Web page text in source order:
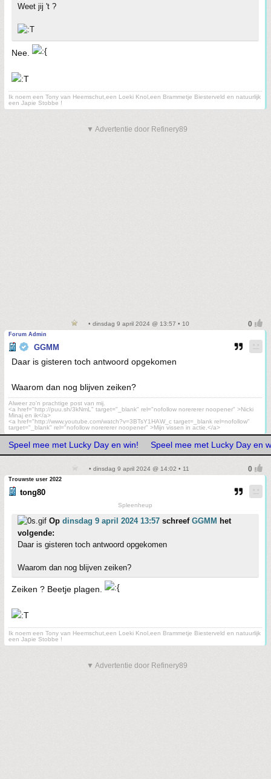
Weet jij 't ?
Nee.
Ik noem een Tony van Heemschut,een Loeki Knol,een Brammetje Biesterveld en natuurlijk
een Japie Stobbe !
▼ Advertentie door Refinery89
• dinsdag 9 april 2024 @ 13:57 • 10
Forum Admin
GGMM
Daar is gisteren toch antwoord opgekomen
Waarom dan nog blijven zeiken?
Alweer zo'n prachtige post van mij.
<a href="http://puu.sh/3kNmL" target="_blank" rel="nofollow norererer noopener" >Nicki
Minaj en ik</a>
<a href="http://www.youtube.com/watch?v=3BTsY1HAW_c target=_blank rel=nofollow"
target="_blank" rel="nofollow norererer noopener" >Mijn vissen in actie.</a>
Speel mee met Lucky Day en win! Speel mee met Lucky Day en
• dinsdag 9 april 2024 @ 14:02 • 11
Trouwste user 2022
tong80
Spleenheup
Op dinsdag 9 april 2024 13:57 schreef GGMM het
volgende:
Daar is gisteren toch antwoord opgekomen
Waarom dan nog blijven zeiken?
Zeiken ? Beetje plagen.
Ik noem een Tony van Heemschut,een Loeki Knol,een Brammetje Biesterveld en natuurlijk
een Japie Stobbe !
▼ Advertentie door Refinery89